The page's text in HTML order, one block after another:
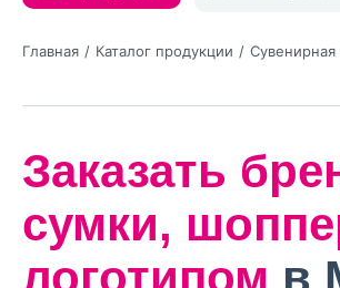
Главная Каталог продукции Сувенирная
Заказать
сумки,
логотипом в